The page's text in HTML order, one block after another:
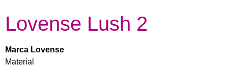
Lovense Lush 2
Marca Lovense
Material